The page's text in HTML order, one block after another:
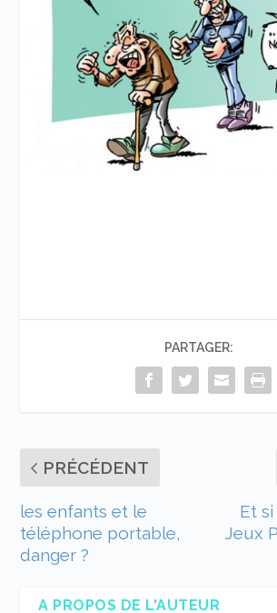
PARTAGER:
PRÉCÉDENT
les enfants et le
téléphone portable,
danger ?
Et
Jeux
A PROPOS DE L'AUTEUR